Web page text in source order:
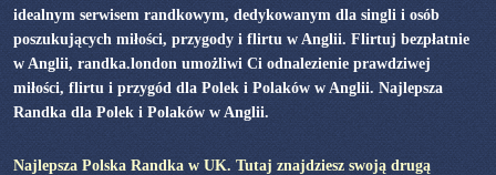
idealnym serwisem randkowym, dedykowanym dla singli i osób
poszukujących miłości, przygody i flirtu w Anglii. Flirtuj bezpłatnie
w Anglii, randka.london umożliwi Ci odnalezienie prawdziwej
miłości, flirtu i przygód dla Polek i Polaków w Anglii. Najlepsza
Randka dla Polek i Polaków w Anglii.
Najlepsza Polska Randka w UK. Tutaj znajdziesz swoją drugą